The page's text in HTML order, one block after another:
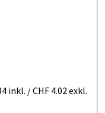
inkl. /CHF 4.02exkl.